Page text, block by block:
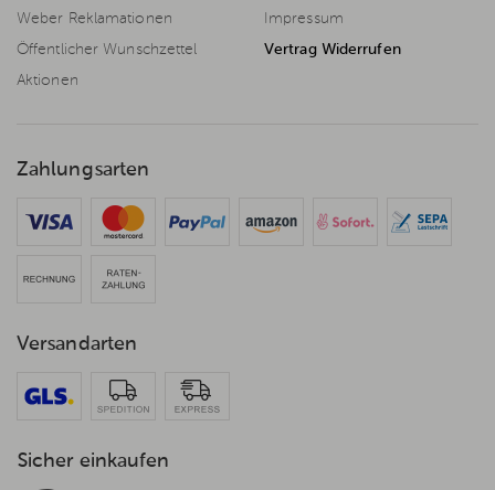
Weber Reklamationen
Öffentlicher Wunschzettel
Aktionen
Impressum
Vertrag Widerrufen
Zahlungsarten
Versandarten
Sicher einkaufen